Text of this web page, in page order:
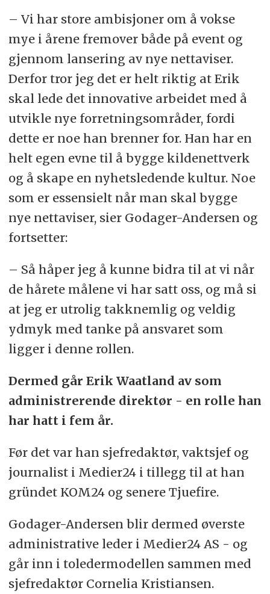
– Vi har store ambisjoner om å vokse
mye i årene fremover både på event og
gjennom lansering av nye nettaviser.
Derfor tror jeg det er helt riktig at Erik
skal lede det innovative arbeidet med å
utvikle nye forretningsområder, fordi
dette er noe han brenner for. Han har en
helt egen evne til å bygge kildenettverk
og å skape en nyhetsledende kultur. Noe
som er essensielt når man skal bygge
nye nettaviser, sier Godager-Andersen og
fortsetter:
– Så håper jeg å kunne bidra til at vi når
de hårete målene vi har satt oss, og må si
at jeg er utrolig takknemlig og veldig
ydmyk med tanke på ansvaret som
ligger i denne rollen.
Dermed går Erik Waatland av som
administrerende direktør - en rolle han
har hatt i fem år.
Før det var han sjefredaktør, vaktsjef og
journalist i Medier24 i tillegg til at han
gründet KOM24 og senere Tjuefire.
Godager-Andersen blir dermed øverste
administrative leder i Medier24 AS - og
går inn i toledermodellen sammen med
sjefredaktør Cornelia Kristiansen.